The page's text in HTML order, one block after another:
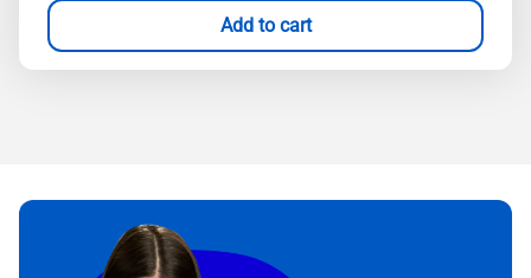
Add to cart